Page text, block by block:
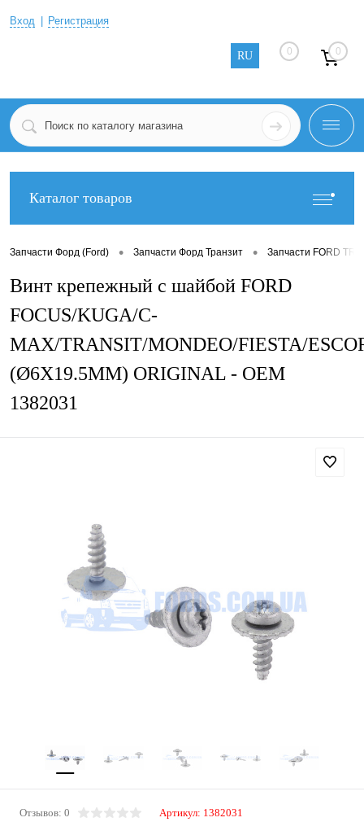
Вход Регистрация
RU 0 0
Каталог товаров
Запчасти Форд (Ford) • Запчасти Форд Транзит • Запчасти FORD
Винт крепежный с шайбой FORD
FOCUS/KUGA/C-
MAX/TRANSIT/MONDEO/FIESTA/
(Ø6X19.5MM) ORIGINAL - OEM
1382031
Отзывов: 0 Артикул: 1382031